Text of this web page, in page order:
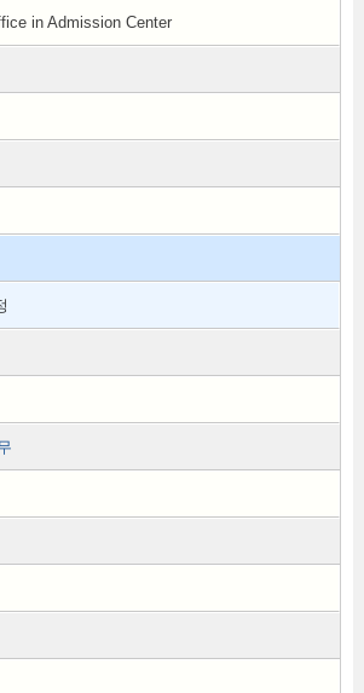
in Admission Center